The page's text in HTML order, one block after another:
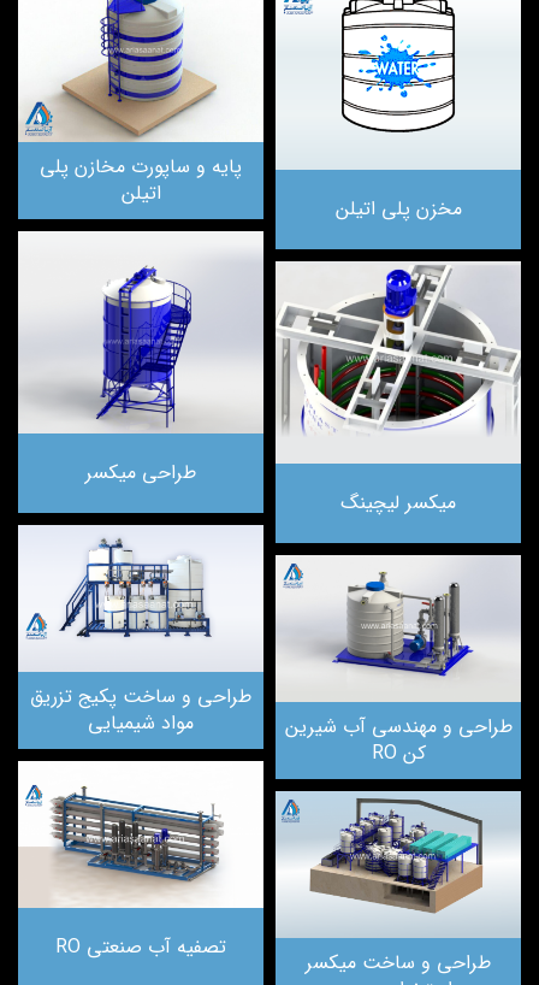
مخزن پلی اتیلن
میکسر لیچینگ
طراحی و مهندسی آب شیرین
کن RO
طراحی و ساخت میکسر
پایه و ساپورت مخازن پلی
اتیلن
طراحی میکسر
طراحی و ساخت پکیج تزریق
مواد شیمیایی
تصفیه آب صنعتی RO